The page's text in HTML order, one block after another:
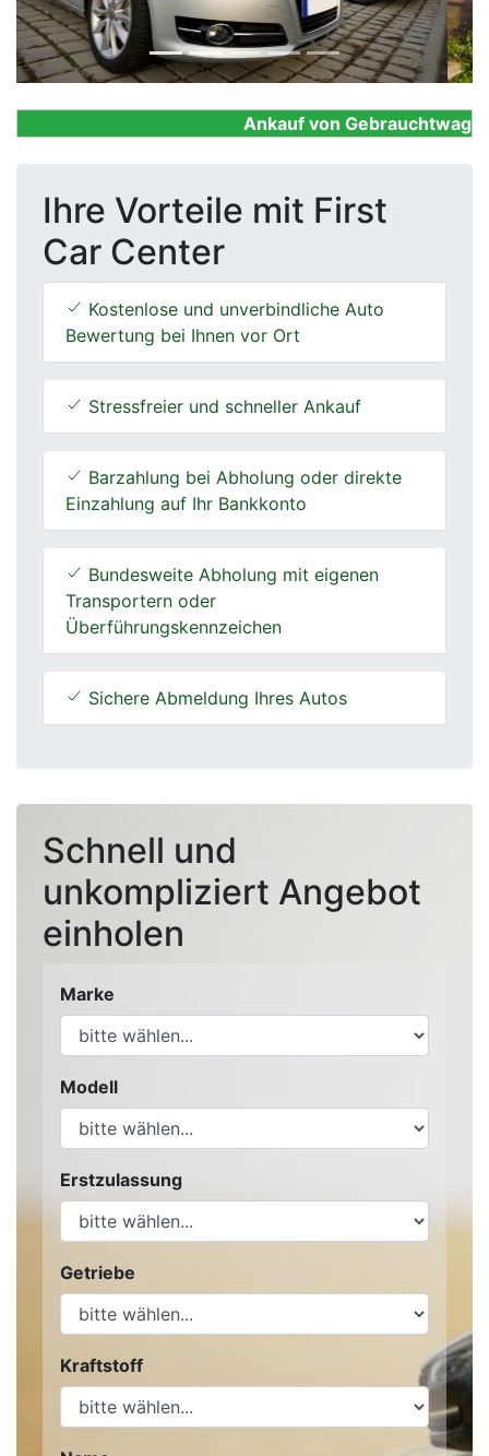
Ankauf von
Ihre Vorteile mit First
Car Center
Kostenlose und unverbindliche Auto
Bewertung bei Ihnen vor Ort
Stressfreier und schneller Ankauf
Barzahlung bei Abholung oder direkte
Einzahlung auf Ihr Bankkonto
Bundesweite Abholung mit eigenen
Transportern oder
Überführungskennzeichen
Sichere Abmeldung Ihres Autos
Schnell und
unkompliziert Angebot
einholen
Marke
Modell
Erstzulassung
Getriebe
Kraftstoff